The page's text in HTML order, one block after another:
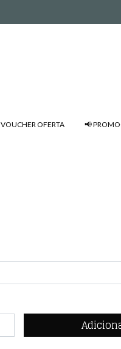
VOUCHER OFERTA 📢